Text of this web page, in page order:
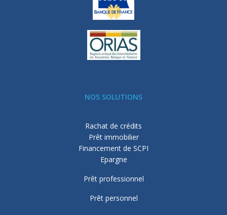
NOS SOLUTIONS
Rachat de crédits
Prêt immobilier
Financement de SCPI
Epargne
Prêt professionnel
Prêt personnel